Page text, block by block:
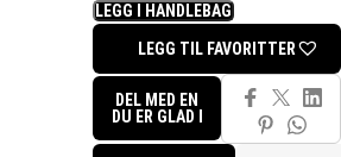
LEGG I HANDLEBAG
LEGG TIL FAVORITTER
DEL MED EN
DU ER GLAD I